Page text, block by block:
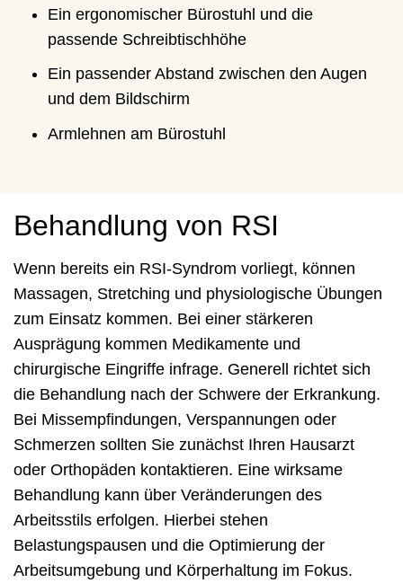
Ein ergonomischer Bürostuhl und die
passende Schreibtischhöhe
Ein passender Abstand zwischen den Augen
und dem Bildschirm
Armlehnen am Bürostuhl
Behandlung von RSI
Wenn bereits ein RSI-Syndrom vorliegt, können
Massagen, Stretching und physiologische Übungen
zum Einsatz kommen. Bei einer stärkeren
Ausprägung kommen Medikamente und
chirurgische Eingriffe infrage. Generell richtet sich
die Behandlung nach der Schwere der Erkrankung.
Bei Missempfindungen, Verspannungen oder
Schmerzen sollten Sie zunächst Ihren Hausarzt
oder Orthopäden kontaktieren. Eine wirksame
Behandlung kann über Veränderungen des
Arbeitsstils erfolgen. Hierbei stehen
Belastungspausen und die Optimierung der
Arbeitsumgebung und Körperhaltung im Fokus.